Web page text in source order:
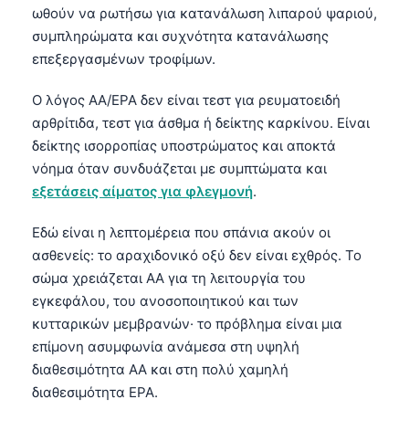
ωθούν να ρωτήσω για κατανάλωση λιπαρού ψαριού,
συμπληρώματα και συχνότητα κατανάλωσης
επεξεργασμένων τροφίμων.
Ο λόγος AA/EPA δεν είναι τεστ για ρευματοειδή
αρθρίτιδα, τεστ για άσθμα ή δείκτης καρκίνου. Είναι
δείκτης ισορροπίας υποστρώματος και αποκτά
νόημα όταν συνδυάζεται με συμπτώματα και
εξετάσεις αίματος για φλεγμονή.
Εδώ είναι η λεπτομέρεια που σπάνια ακούν οι
ασθενείς: το αραχιδονικό οξύ δεν είναι εχθρός. Το
σώμα χρειάζεται AA για τη λειτουργία του
εγκεφάλου, του ανοσοποιητικού και των
κυτταρικών μεμβρανών· το πρόβλημα είναι μια
επίμονη ασυμφωνία ανάμεσα στη υψηλή
διαθεσιμότητα AA και στη πολύ χαμηλή
διαθεσιμότητα EPA.
Беларуская мова
Esperanto
Frysk
Ślōnskŏ gŏdka
Norsk bokmål